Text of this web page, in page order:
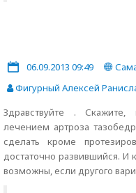
06.09.2013 09:49
Фигурный Алексей
Здравствуйте . Скажите,
лечением артроза
сделать кроме
достаточно развившийся. И
возможны, если другого